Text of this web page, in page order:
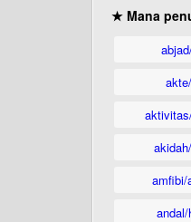
★ Mana
amfibi/
andal/